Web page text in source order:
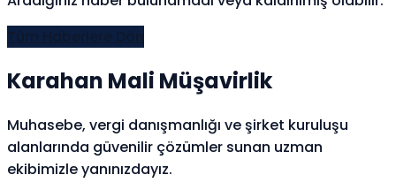
Karahan Mali Müşavirlik
Muhasebe, vergi danışmanlığı ve şirket kuruluşu
alanlarında güvenilir çözümler sunan uzman
ekibimizle yanınızdayız.